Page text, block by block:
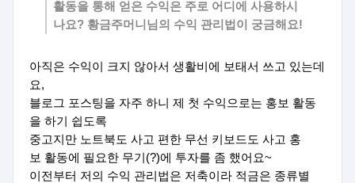
활동을 통해 얻은 수익은 주로 어디에 사용하시
나요? 황금주머니님의 수익 관리법이 궁금해요!
아직은 수익이 크지 않아서 생활비에 보태서 쓰고 있는데
요,
블로그 포스팅을 자주 하니 제 첫 수익으로는 홍보 활동
을 하기 쉽도록
중고지만 노트북도 사고 편한 무선 키보드도 사고 홍
보 활동에 필요한 무기(?)에 투자를 좀 했어요~
이전부터 저의 수익 관리법은 저축이라 적금은 종류별